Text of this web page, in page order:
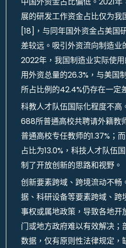
展的研发工作资金占比仅为我
[18]，与同年国外资金占美国
差较远。吸引外资流向制造业
2022年，我国制造业实际使
用外资总量的26.3%，与美国
所占比例的42.4%仍存在一定
科教人才队伍国际化程度不高
688所普通高校共聘请外籍教
普通高校专任教师的1.37%；
占比为13.0%，科技人才队伍
制了开放创新的思路和视野。
创新要素跨域、跨境流动不畅
据、科研设备等要素跨域、跨
事权或属地政策，导致各地开
门或地方政府难以有效解决；
数据，仅有原则性法律规定，